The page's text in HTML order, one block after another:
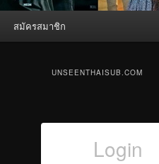
สมัครสมาชิก
UNSEENTHAISUB.COM
Login